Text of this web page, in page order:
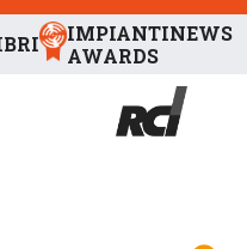
IMPIANTINEWS
AWARDS